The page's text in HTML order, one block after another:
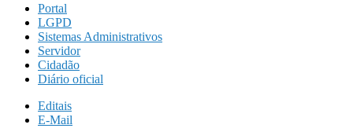
Portal
LGPD
Sistemas Administrativos
Servidor
Cidadão
Diário oficial
Editais
E-Mail